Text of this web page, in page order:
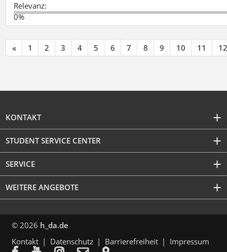
Relevanz:
0%
« 1 2 3 4 5 6 7 8 9 10 11 12
KONTAKT
STUDENT SERVICE CENTER
SERVICE
WEITERE ANGEBOTE
© 2026 h_da.de
Kontakt
Datenschutz Barrierefreiheit Impressum